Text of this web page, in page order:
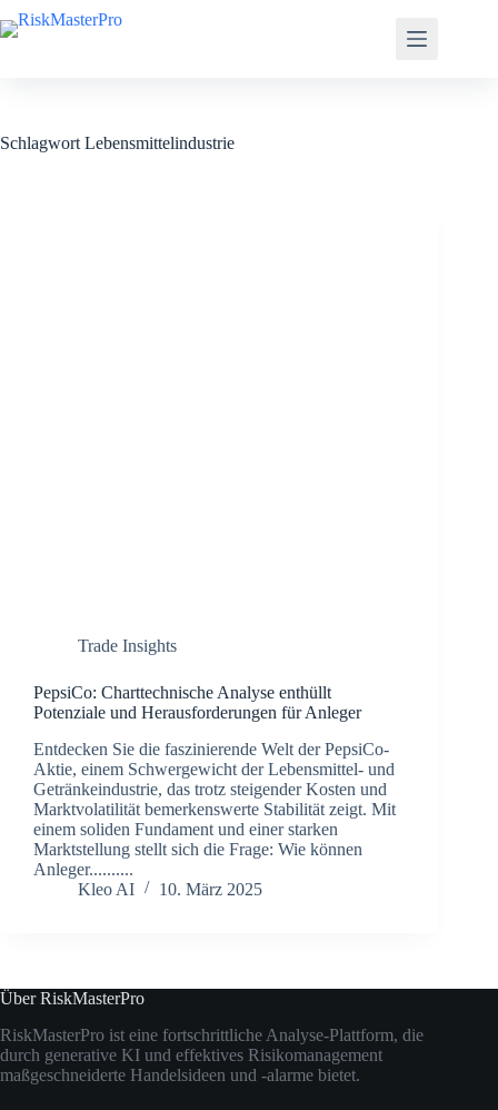
Inhalt
Schlagwort Lebensmittelindustrie
Trade Insights
PepsiCo: Charttechnische Analyse enthüllt
Potenziale und Herausforderungen für Anleger
Entdecken Sie die faszinierende Welt der PepsiCo-
Aktie, einem Schwergewicht der Lebensmittel- und
Getränkeindustrie, das trotz steigender Kosten und
Marktvolatilität bemerkenswerte Stabilität zeigt. Mit
einem soliden Fundament und einer starken
Marktstellung stellt sich die Frage: Wie können
Anleger..........
Kleo AI
10. März 2025
Über RiskMasterPro
RiskMasterPro ist eine fortschrittliche Analyse-Plattform, die
durch generative KI und effektives Risikomanagement
maßgeschneiderte Handelsideen und -alarme bietet.